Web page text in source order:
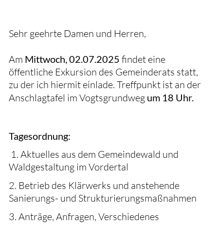
Sehr geehrte Damen und Herren,
Am Mittwoch, 02.07.2025 findet eine
öffentliche Exkursion des Gemeinderats statt,
zu der ich hiermit einlade. Treffpunkt ist an der
Anschlagtafel im Vogtsgrundweg um 18 Uhr.
Tagesordnung:
1. Aktuelles aus dem Gemeindewald und
Waldgestaltung im Vordertal
2. Betrieb des Klärwerks und anstehende
Sanierungs- und Strukturierungsmaßnahmen
3. Anträge, Anfragen, Verschiedenes